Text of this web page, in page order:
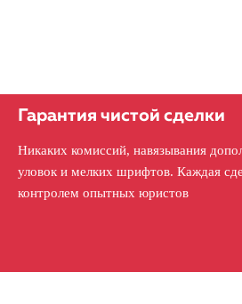
Гарантия чистой сделки
Никаких комиссий, навязывания
уловок и мелких шрифтов. Каждая
контролем опытных юристов